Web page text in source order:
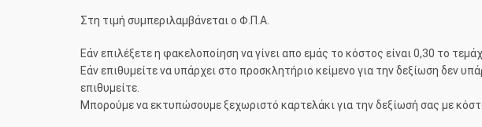
Στη τιμή συμπεριλαμβάνεται ο Φ.Π.Α.
Εάν επιλέξετε η φακελοποίηση να γίνει απο εμάς το κόστος είναι 0,30 το
Εάν επιθυμείτε να υπάρχει στο προσκλητήριο κείμενο για την δεξίωση δεν
επιθυμείτε.
Μπορούμε να εκτυπώσουμε ξεχωριστό καρτελάκι για την δεξίωσή σας με